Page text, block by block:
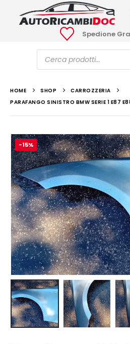
Spedione
Ricerca
prodotti
HOME SHOP
CARROZZERIA
PARAFANGO SINISTRO BMW SERIE 1 E87
-15%